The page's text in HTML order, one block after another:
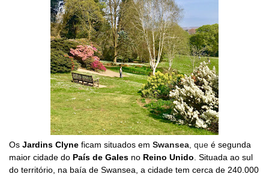
Os Jardins Clyne ficam situados em Swansea , que é segunda
maior cidade do País de Gales no Reino Unido . Situada ao sul
do território, na baía de Swansea, a cidade tem cerca de 240.000